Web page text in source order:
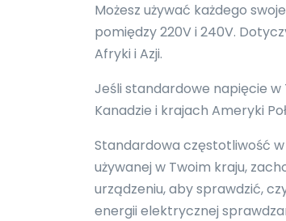
Możesz używać każdego
pomiędzy 220V i 240V.
Afryki i Azji.
Jeśli standardowe napięcie w
Kanadzie i krajach Ameryki
Standardowa częstotliwość
używanej w Twoim kraju,
urządzeniu, aby sprawdzić,
energii elektrycznej